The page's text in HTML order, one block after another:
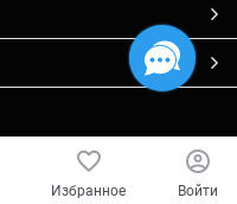
Избранное Войти